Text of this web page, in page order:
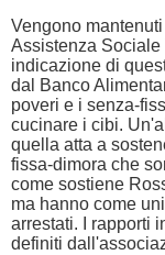
Vengono
Assistenza Sociale
indicazione di
dal Banco
poveri e i senza-
cucinare i cibi.
quella atta a
fissa-dimora che
come sostiene
ma hanno come
arrestati. I rapporti
definiti